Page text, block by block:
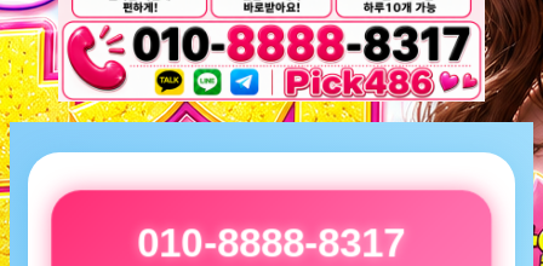
010-8888-8317